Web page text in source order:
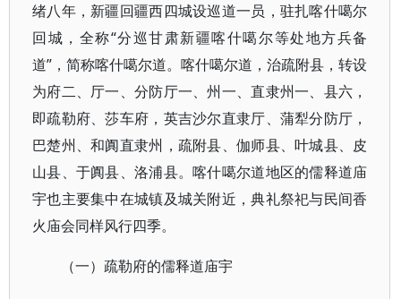
绪八年，新疆回疆西四城设巡道一员，驻扎喀什噶尔
回城，全称“分巡甘肃新疆喀什噶尔等处地方兵备
道”，简称喀什噶尔道。喀什噶尔道，治疏附县，转设
为府二、厅一、分防厅一、州一、直隶州一、县六，
即疏勒府、莎车府，英吉沙尔直隶厅、蒲犁分防厅，
巴楚州、和阗直隶州，疏附县、伽师县、叶城县、皮
山县、于阗县、洛浦县。喀什噶尔道地区的儒释道庙
宇也主要集中在城镇及城关附近，典礼祭祀与民间香
火庙会同样风行四季。
（一）疏勒府的儒释道庙宇